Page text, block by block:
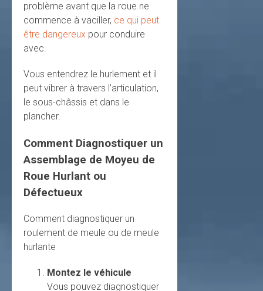
problème avant que la roue ne
commence à vaciller, ce qui peut
être dangereux pour conduire
avec.
Vous entendrez le hurlement et il
peut vibrer à travers l’articulation,
le sous-châssis et dans le
plancher.
Comment Diagnostiquer un
Assemblage de Moyeu de
Roue Hurlant ou
Défectueux
Comment diagnostiquer un
roulement de meule ou de meule
hurlante
Montez le véhicule
Vous pouvez diagnostiquer